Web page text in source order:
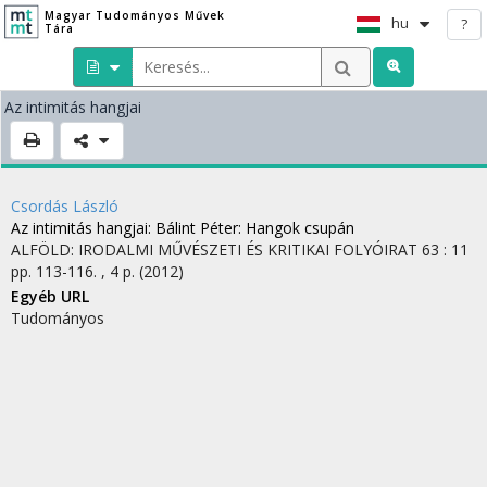
Magyar Tudományos Művek
Tára
hu ?
Az intimitás hangjai
Csordás László
Az intimitás hangjai: Bálint Péter: Hangok csupán
ALFÖLD: IRODALMI MŰVÉSZETI ÉS KRITIKAI FOLYÓIRAT 63 : 11
pp. 113-116. , 4 p. (2012)
Egyéb URL
Tudományos